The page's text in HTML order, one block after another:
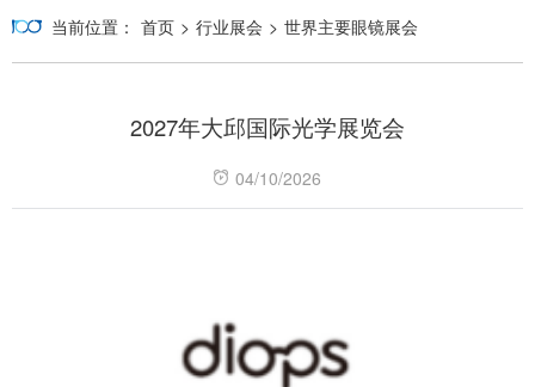
当前位置： 首页 > 行业展会 > 世界主要眼镜展会
2027年大邱国际光学展览会
04/10/2026